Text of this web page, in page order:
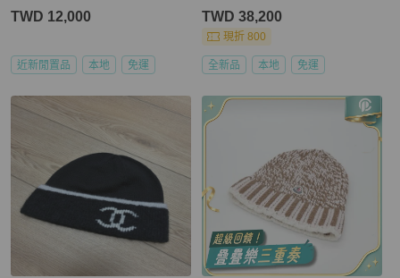
TWD 12,000
近新閒置品 本地 免運
TWD 38,200
現折 800
全新品 本地 免運